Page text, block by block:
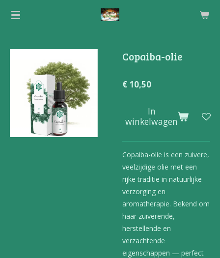
Ga
Copaiba-olie
€ 10,50
In
winkelwagen
Copaiba-olie is een zuivere,
veelzijdige olie met een
rijke traditie in natuurlijke
verzorging en
aromatherapie. Bekend om
haar zuiverende,
herstellende en
verzachtende
eigenschappen — perfect